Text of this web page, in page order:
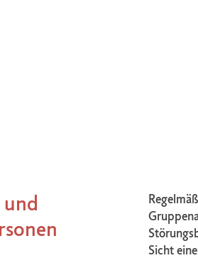
Sicht